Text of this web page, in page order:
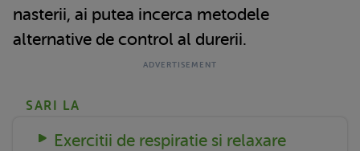
nasterii, ai putea incerca metodele
alternative de control al durerii.
SARI LA
Exercitii de respiratie si relaxare